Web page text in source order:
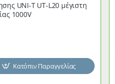
UNI-T UT-L20 μέγιστη
1000V
Κατόπιν Παραγγελίας